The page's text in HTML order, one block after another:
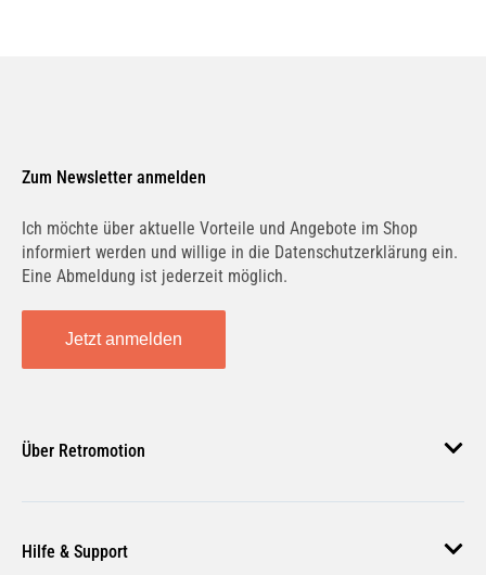
Zum Newsletter anmelden
Ich möchte über aktuelle Vorteile und Angebote im Shop
informiert werden und willige in die Datenschutzerklärung ein.
Eine Abmeldung ist jederzeit möglich.
Jetzt anmelden
Über Retromotion
Unsere Jobs
Hilfe & Support